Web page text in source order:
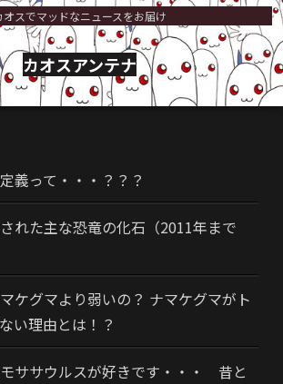
オスでマッドなニュースをお届け
カオスアンテナ
義って・・・？？？
れた主な恐竜の化石（2011年まで
ケグマより弱いの？ ナマケグマがト
い理由とは！？
ササウルスが好きです・・・ 昔と